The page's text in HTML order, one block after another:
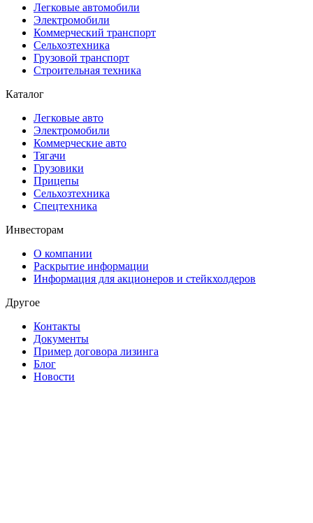
Легковые автомобили
Электромобили
Коммерческий транспорт
Сельхозтехника
Грузовой транспорт
Строительная техника
Каталог
Легковые авто
Электромобили
Коммерческие авто
Тягачи
Грузовики
Прицепы
Сельхозтехника
Спецтехника
Инвесторам
О компании
Раскрытие информации
Информация для акционеров и стейкхолдеров
Другое
Контакты
Документы
Пример договора лизинга
Блог
Новости